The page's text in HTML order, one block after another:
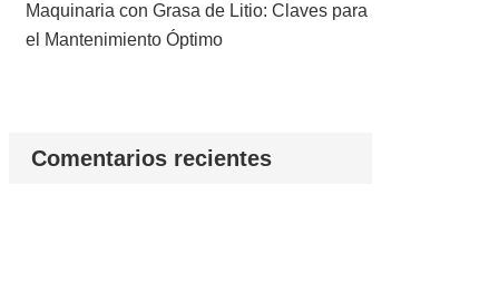
Maquinaria con Grasa de Litio: Claves para
el Mantenimiento Óptimo
Comentarios recientes